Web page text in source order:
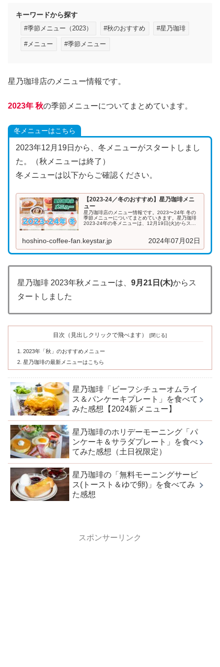
キーワードから探す
#季節メニュー（2023） #秋のおすすめ #星乃珈琲
#メニュー #季節メニュー
星乃珈琲店のメニュー情報です。
2023年 秋の季節メニューについてまとめています。
冬メニューはこちら
2023年12月19日から、冬メニューがスタートしまし
た。（秋メニューは終了）
冬メニューは以下からご確認ください。
【2023-24／冬のおすすめ】星乃珈琲メニ
ュー
星乃珈琲店のメニュー情報です。2023〜24年 冬の
季節メニューについてまとめていきます。星乃珈琲
2023-24年の冬メニューは、12月19日(火)からスタ
hoshino-coffee-fan.keystar.jp 2024年07月02日
星乃珈琲 2023年秋メニューは、 9月21日(木)からス
タートしました
目次（見出しクリックで飛べます）
2023年「秋」のおすすめメニュー
星乃珈琲の最新メニューはこちら
星乃珈琲「ビーフシチューオムライ
ス＆パンケーキプレート」を食べて
みた感想【2024新メニュー】
星乃珈琲のホリデーモーニング「パ
ンケーキ＆サラダプレート」を食べ
てみた感想（土日祝限定）
星乃珈琲の「無料モーニングサービ
ス(トースト＆ゆで卵)」を食べてみ
た感想
スポンサーリンク